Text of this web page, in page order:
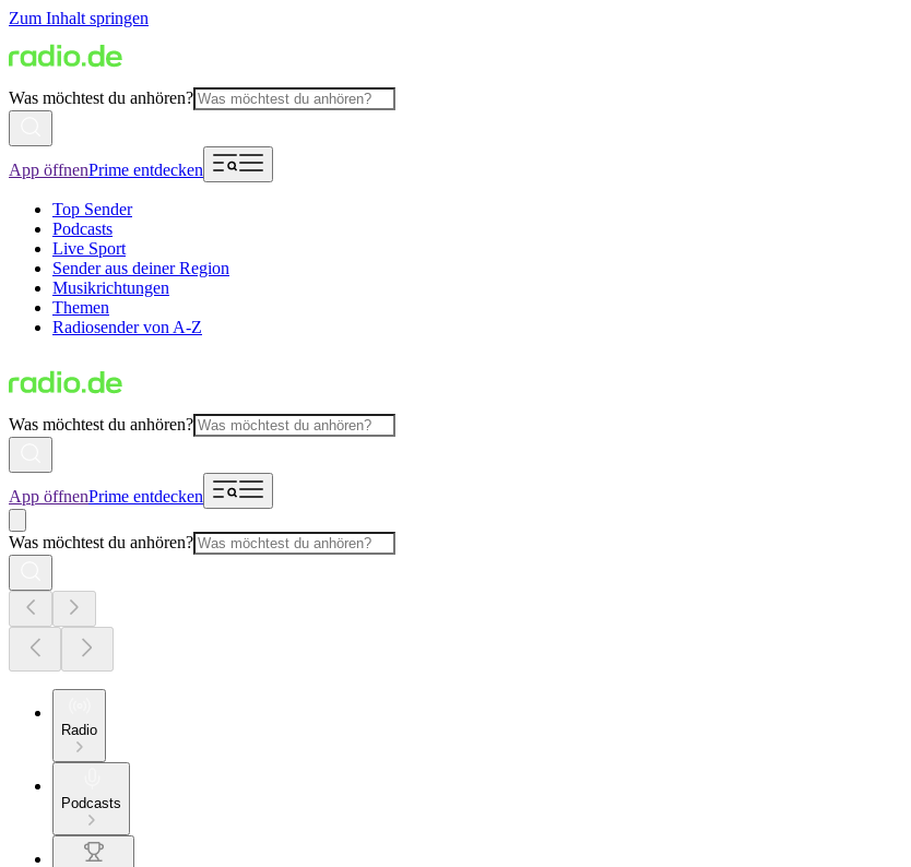
Zum Inhalt springen
Was möchtest du anhören?
App öffnenPrime entdecken
Top Sender
Podcasts
Live Sport
Sender aus deiner Region
Musikrichtungen
Themen
Radiosender von A-Z
Was möchtest du anhören?
App öffnenPrime entdecken
Was möchtest du anhören?
Radio
Podcasts